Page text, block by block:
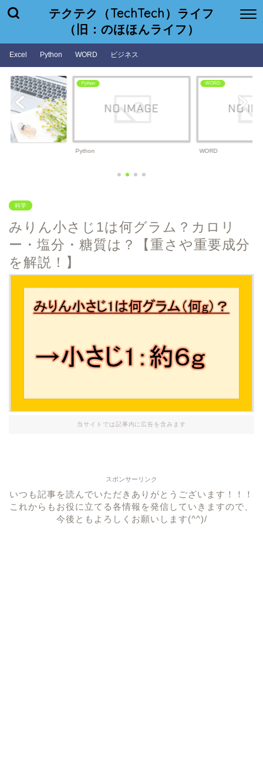
テクテク（TechTech）ライフ
（旧：のほほんライフ）
Excel Python WORD ビジネス
WORD
WORD
ビジネス
ビジネス
科学
みりん小さじ1は何グラム？カロリ
ー・塩分・糖質は？【重さや重要成分
を解説！】
当サイトでは記事内に広告を含みます
スポンサーリンク
いつも記事を読んでいただきありがとうございます！！！
これからもお役に立てる各情報を発信していきますので、
今後ともよろしくお願いします(^^)/